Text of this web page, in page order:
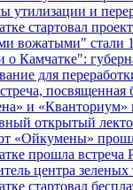
утилизации и
стартовал
вожатыми" стали
о Камчатке":
для
и «Кванториум»
открытый
«Ойкумены»
прошла встреча
центра
стартовал